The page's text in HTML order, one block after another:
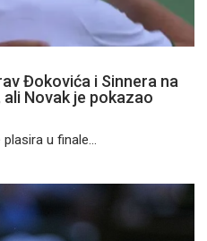
Đokovića i Sinnera na
Novak je pokazao
u finale...